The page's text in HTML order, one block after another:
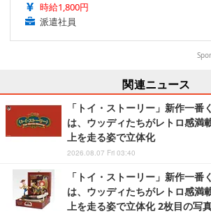
時給1,800円
派遣社員
関連ニュース
「トイ・ストーリー」新作一番
は、ウッディたちがレトロ感満
上を走る姿で立体化
2026.08.07 Fri 03:40
「トイ・ストーリー」新作一番
は、ウッディたちがレトロ感満
上を走る姿で立体化 2枚目の写